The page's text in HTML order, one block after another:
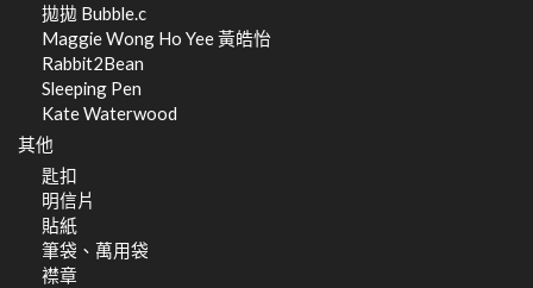
拋拋 Bubble.c
Maggie Wong Ho Yee 黃皓怡
Rabbit2Bean
Sleeping Pen
Kate Waterwood
其他
匙扣
明信片
貼紙
筆袋、萬用袋
襟章